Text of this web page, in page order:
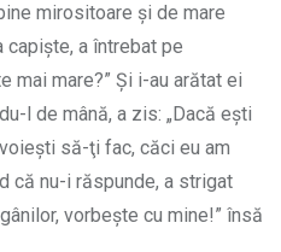
mirositoare şi de mare
capişte, a întrebat pe
mai mare?” Şi i-au arătat ei
l de mână, a zis: „Dacă eşti
să-ţi fac, căci eu am
că nu-i răspunde, a strigat
vorbeşte cu mine!” însă